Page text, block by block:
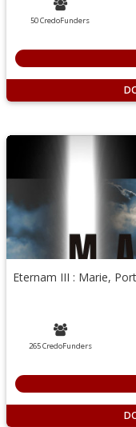
50 CredoFunders
Eternam III : Marie,
265 CredoFunders